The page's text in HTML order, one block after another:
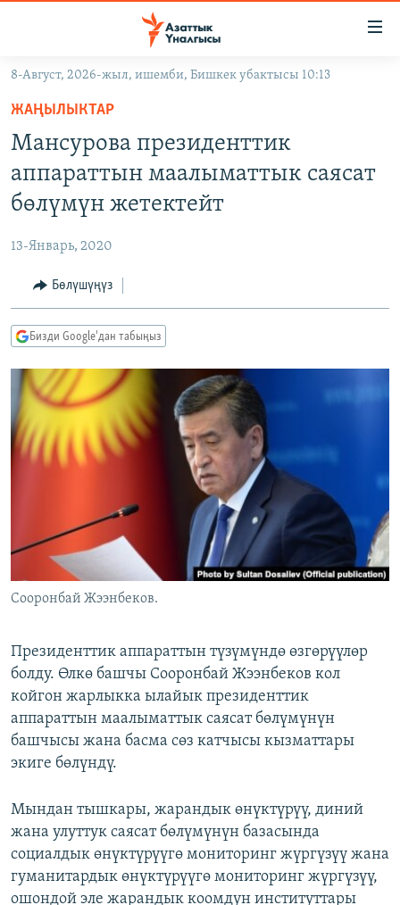
Навигацияга
өтүңүз
Издөөгө
салыңызКЫРГЫЗСТАН
МАДАНИЯТ
УКРАИНА
ТВ ПРОГРАММАЛАР
БҮГҮН АЗАТТЫКТА
ДАНИСТЕ
ЭЖЕ-СИҢДИЛЕР
АЗАТТЫК+
ПОДКАСТ
Русский
ОНЛАЙН ШЕРИНЕ
ЭЕ/АРнун бардык сайттары
8-Август, 2026-жыл, ишемби, Бишкек убактысы 10:13
ЖАҢЫЛЫКТАР
Мансурова президенттик
аппараттын маалыматтык саясат
бөлүмүн жетектейт
13-Январь, 2020
Бөлүшүңүз
Бизди Google'дан табыңыз
Сооронбай Жээнбеков.
Президенттик аппараттын түзүмүндө өзгөрүүлөр
болду. Өлкө башчы Сооронбай Жээнбеков кол
койгон жарлыкка ылайык президенттик
аппараттын маалыматтык саясат бөлүмүнүн
башчысы жана басма сөз катчысы кызматтары
экиге бөлүндү.
Мындан тышкары, жарандык өнүктүрүү, диний
жана улуттук саясат бөлүмүнүн базасында
социалдык өнүктүрүүгө мониторинг жүргүзүү жана
гуманитардык өнүктүрүүгө мониторинг жүргүзүү,
ошондой эле жарандык коомдун институттары